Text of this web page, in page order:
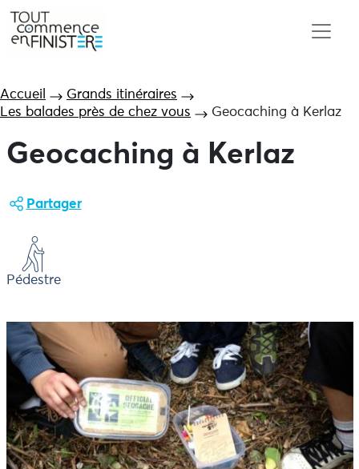
Accueil
Grands itinéraires
Les balades près de chez vous
Geocaching à Kerlaz
Geocaching à Kerlaz
Partager
Pédestre